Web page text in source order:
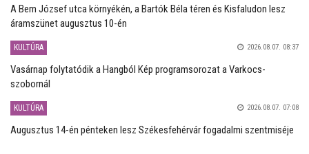
A Bem József utca környékén, a Bartók Béla téren és Kisfaludon lesz
áramszünet augusztus 10-én
KULTÚRA 2026.08.07. 08:37
Vasárnap folytatódik a Hangból Kép programsorozat a Varkocs-
szobornál
KULTÚRA 2026.08.07. 07:08
Augusztus 14-én pénteken lesz Székesfehérvár fogadalmi szentmiséje